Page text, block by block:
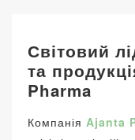
Світовий
та
Pharma
Компанія Ajanta